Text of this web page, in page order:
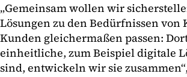
„Gemeinsam wollen wir
Lösungen zu den Bedürfnissen von
Kunden gleichermaßen passen:
einheitliche, zum Beispiel digitale
sind, entwickeln wir sie